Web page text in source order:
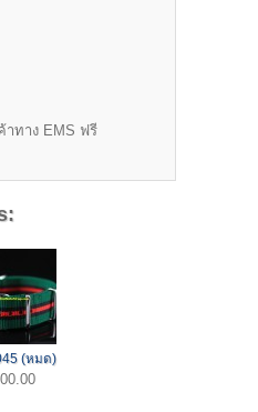
ทาง EMS ฟรี
(หมด)